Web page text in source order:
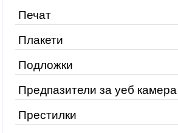
Печат
Плакети
Подложки
Предпазители за уеб камера
Престилки